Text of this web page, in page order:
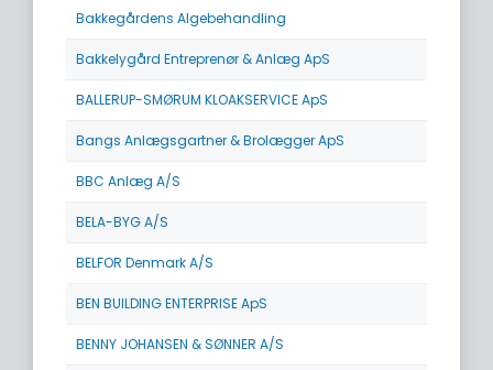
Bakkegårdens Algebehandling
Bakkelygård Entreprenør & Anlæg ApS
BALLERUP-SMØRUM KLOAKSERVICE ApS
Bangs Anlægsgartner & Brolægger ApS
BBC Anlæg A/S
BELA-BYG A/S
BELFOR Denmark A/S
BEN BUILDING ENTERPRISE ApS
BENNY JOHANSEN & SØNNER A/S